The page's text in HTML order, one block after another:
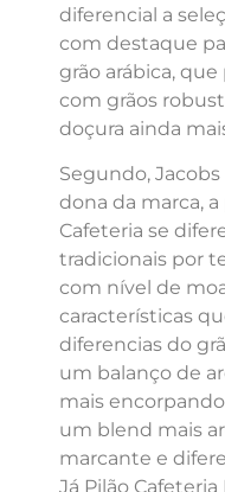
diferencial a
com destaque
grão arábica,
com grãos
doçura ainda
Segundo,
dona da marca,
Cafeteria se
tradicionais por
com nível de
características
diferencias do
um balanço de
mais
um blend mais
marcante e
Já Pilão